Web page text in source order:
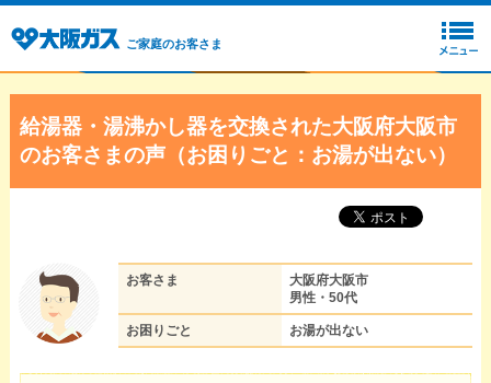
ご家庭のお客さま
給湯器・湯沸かし器を交換された大阪府大阪市
のお客さまの声（お困りごと：お湯が出ない）
お客さま
大阪府大阪市
男性・50代
お困りごと お湯が出ない